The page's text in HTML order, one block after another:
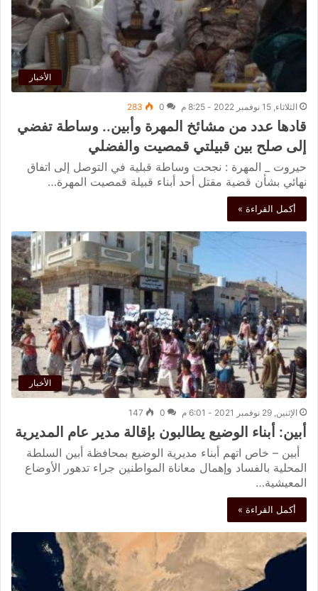
الأخبار
الثلاثاء, 15 نوفمبر 2022 - 8:25 م 0
283
قادها عدد من مشائخ المهرة وأبين.. وساطة تفضي
إلى صلح بين قبيلتي قمصيت والفضلي
حيروت _ المهرة : نجحت وساطة قبلية في التوصل إلى اتفاق
نهائي بشأن قضية مقتل أحد أبناء قبيلة قمصيت المهرة…
أكمل القراءة »
الأخبار
الإثنين, 29 نوفمبر 2021 - 6:01 م 0
147
أبين: أبناء الوضيع يطالبون بإقالة مدير عام المديرية
أبين – خاص اتهم أبناء مديرية الوضيع بمحافظة أبين السلطة
المحلية بالفساد وإهمال معاناة المواطنين جراء تدهور الأوضاع
المعيشية…
أكمل القراءة »